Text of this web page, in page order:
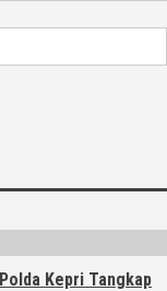
Kepri Tangkap